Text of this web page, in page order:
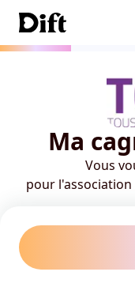
Ma
Vous
pour l'association